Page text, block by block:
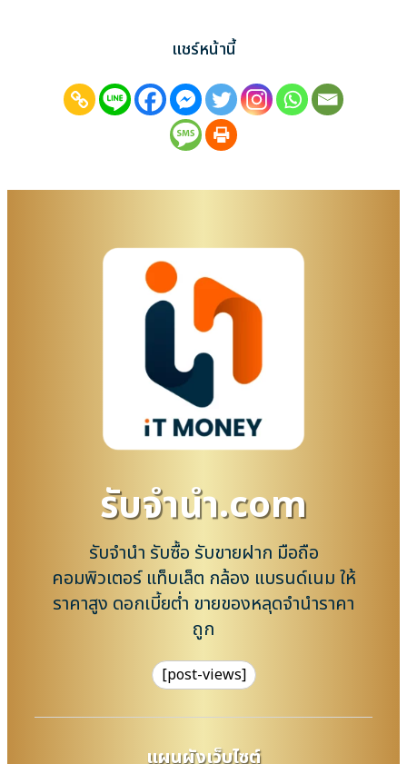
แชร์หน้านี้
รับจํานํา.com
รับจำนำ รับซื้อ รับขายฝาก มือถือ
คอมพิวเตอร์ แท็บเล็ต กล้อง แบรนด์เนม ให้
ราคาสูง ดอกเบี้ยต่ำ ขายของหลุดจำนำราคา
ถูก
[post-views]
แผนผังเว็บไซต์